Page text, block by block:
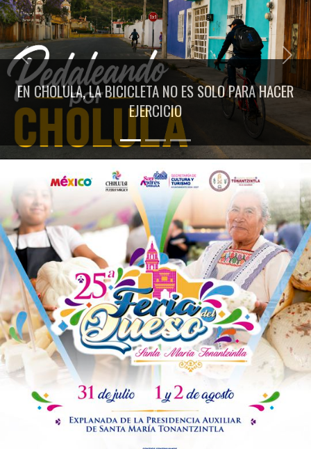
EN CHOLULA, LA BICICLETA NO ES SOLO PARA HACER
EJERCICIO
Previous Next